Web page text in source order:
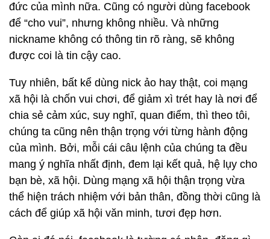
đức của mình nữa. Cũng có người dùng facebook
để “cho vui”, nhưng không nhiều. Và những
nickname không có thông tin rõ ràng, sẽ không
được coi là tin cậy cao.
Tuy nhiên, bất kể dùng nick ảo hay thật, coi mạng
xã hội là chốn vui chơi, để giảm xì trét hay là nơi để
chia sẻ cảm xúc, suy nghĩ, quan điểm, thì theo tôi,
chúng ta cũng nên thận trọng với từng hành động
của mình. Bởi, mỗi cái câu lệnh của chúng ta đều
mang ý nghĩa nhất định, đem lại kết quả, hệ lụy cho
bạn bè, xã hội. Dùng mạng xã hội thận trọng vừa
thể hiện trách nhiệm với bản thân, đồng thời cũng là
cách để giúp xã hội văn minh, tươi đẹp hơn.